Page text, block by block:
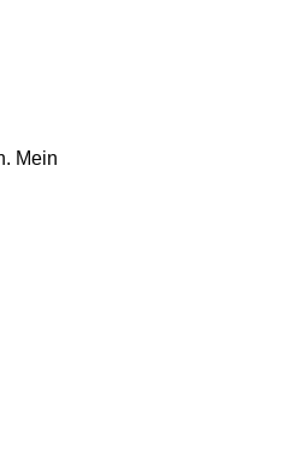
Mein